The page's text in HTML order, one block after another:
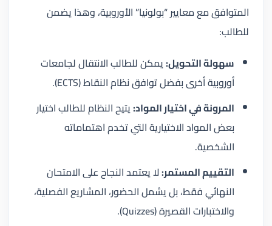
المتوافق مع معايير “بولونيا” الأوروبية، وهذا يضمن
للطالب:
سهولة التحويل:يمكن للطالب الانتقال لجامعات
أوروبية أخرى بفضل توافق نظام النقاط (ECTS).
المرونة في اختيار المواد:يتيح النظام للطالب اختيار
بعض المواد الاختيارية التي تخدم اهتماماته
الشخصية.
التقييم المستمر:لا يعتمد النجاح على الامتحان
النهائي فقط، بل يشمل الحضور، المشاريع الفصلية،
والاختبارات القصيرة (Quizzes).